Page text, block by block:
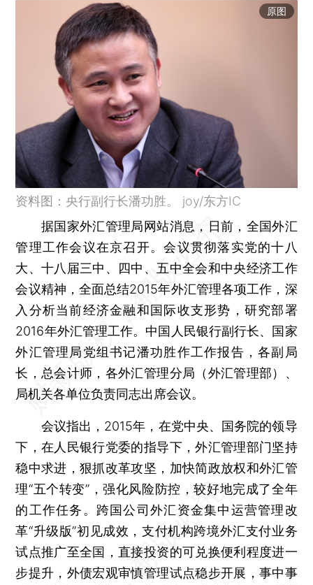
原图
资料图：央行副行长潘功胜。 joy/东方IC
据国家外汇管理局网站消息，日前，全国外汇
管理工作会议在京召开。会议贯彻落实党的十八
大、十八届三中、四中、五中全会和中央经济工作
会议精神，全面总结2015年外汇管理各项工作，深
入分析当前经济金融和国际收支形势，研究部署
2016年外汇管理工作。中国人民银行副行长、国家
外汇管理局党组书记潘功胜作工作报告，各副局
长，总会计师，各外汇管理分局（外汇管理部）、
局机关各单位负责同志出席会议。
会议指出，2015年，在党中央、国务院的领导
下，在人民银行党委的指导下，外汇管理部门坚持
稳中求进，狠抓改革攻坚，加快简政放权和外汇管
理“五个转变”，强化风险防控，较好地完成了全年
的工作任务。跨国公司外汇资金集中运营管理改
革“升级版”初见成效，支付机构跨境外汇支付业务
试点推广至全国，直接投资的可兑换便利程度进一
步提升，外债宏观审慎管理试点稳步开展，事中事